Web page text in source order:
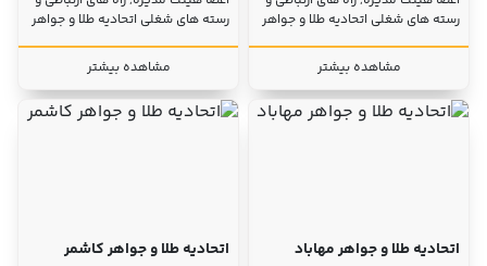
رسته های شغلی اتحادیه طلا و جواهر
مشاهده بیشتر
رسته های شغلی اتحادیه طلا و جواهر
مشاهده بیشتر
اتحادیه طلا و جواهر مهاباد اتحادیه طلا و جواهر کاشمر